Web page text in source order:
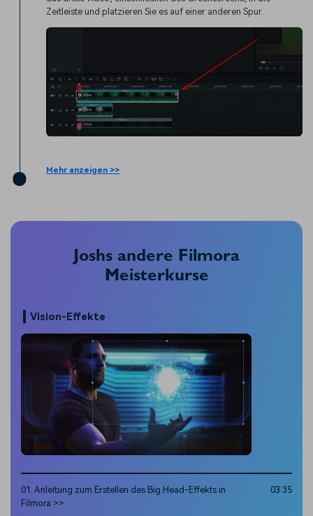
Zeitleiste und platzieren Sie es auf einer anderen Spur.
Mehr anzeigen >>
Joshs andere Filmora
Meisterkurse
Vision-Effekte
01. Anleitung zum Erstellen des Big Head-Effekts in
Filmora >>
03:35